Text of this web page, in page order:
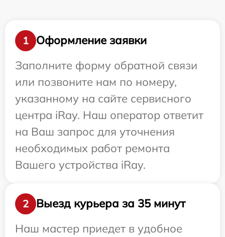
1
Оформление заявки
Заполните форму обратной связи
или позвоните нам по номеру,
указанному на сайте сервисного
центра iRay. Наш оператор ответит
на Ваш запрос для уточнения
необходимых работ ремонта
Вашего устройства iRay.
2
Выезд курьера за 35 минут
Наш мастер приедет в удобное